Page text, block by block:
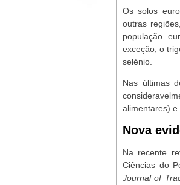
Os solos
outras
população
exceção, o
selénio.
Nas últimas
alimentares) e
Nova
Na recente
Ciências do
Journal of